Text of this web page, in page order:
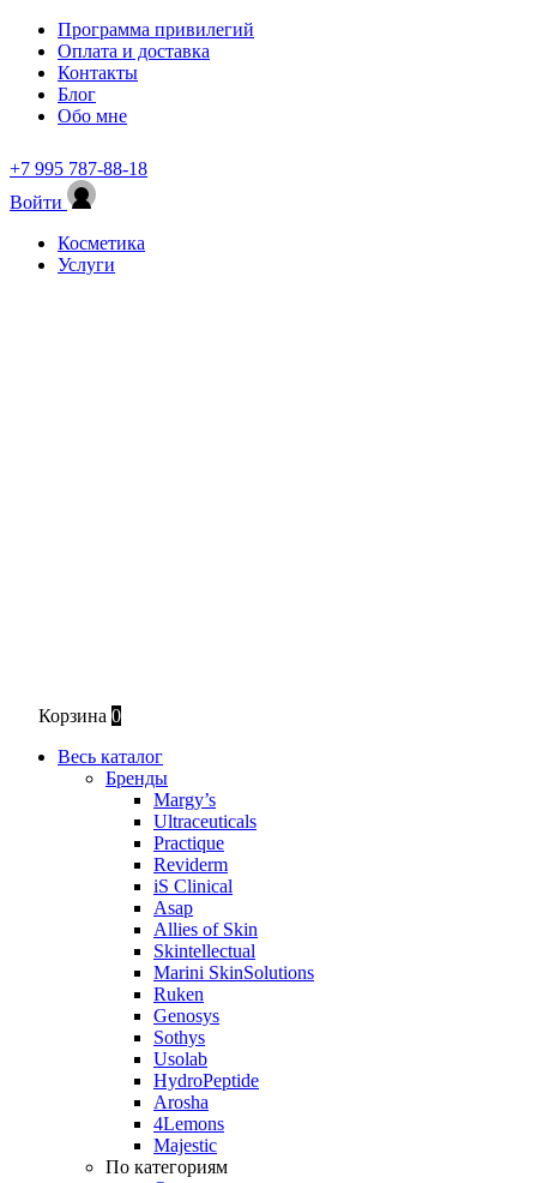
Программа привилегий
Оплата и доставка
Контакты
Блог
Обо мне
+7 995 787-88-18
Войти
Косметика
Услуги
Корзина 0
Весь каталог
Бренды
Margy’s
Ultraceuticals
Practique
Reviderm
iS Clinical
Asap
Allies of Skin
Skintellectual
Marini SkinSolutions
Ruken
Genosys
Sothys
Usolab
HydroPeptide
Arosha
4Lemons
Majestic
По категориям